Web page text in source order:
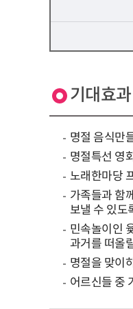
기대효과
명절 음식만
명절특선 영
노래한마당
가족들과 함
보낼 수 있도
민속놀이인
과거를 떠올
명절을 맞이
어르신들 중